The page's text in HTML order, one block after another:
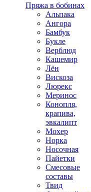
Пряжа в бобинах
Альпака
Ангора
Бамбук
Букле
Верблюд
Кашемир
Лён
Вискоза
Люрекс
Меринос
Конопля,
крапива,
эвкалипт
Мохер
Норка
Носочная
Пайетки
Смесовые
составы
Твид